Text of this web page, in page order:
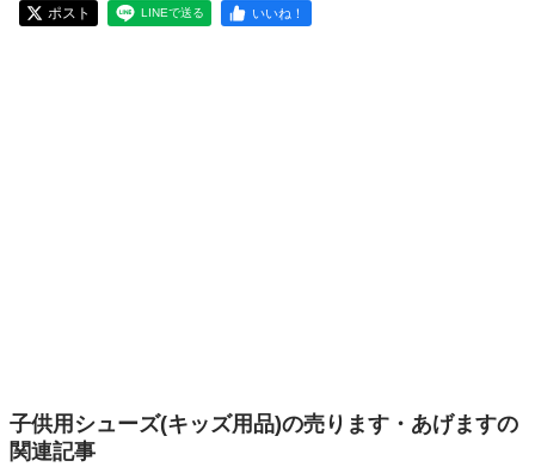
ポスト LINEで送る いいね！
子供用シューズ(キッズ用品)の売ります・あげますの
関連記事